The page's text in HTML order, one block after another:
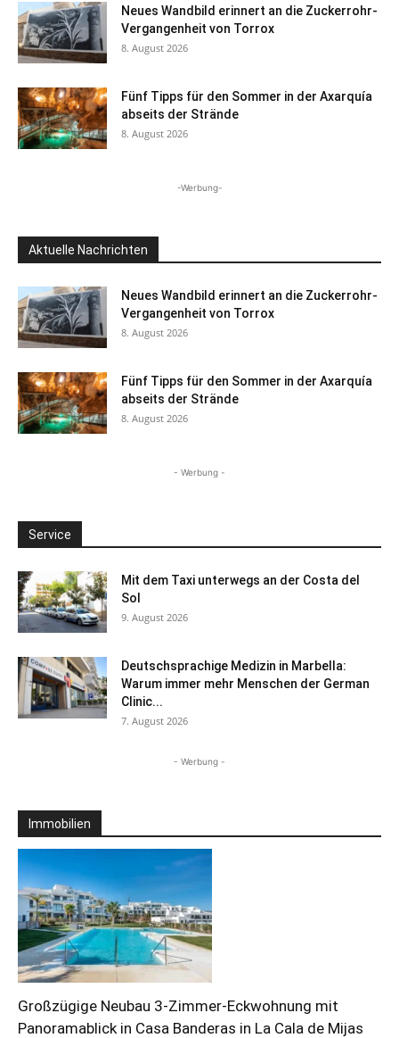
Neues Wandbild erinnert an die Zuckerrohr-
Vergangenheit von Torrox
8. August 2026
Fünf Tipps für den Sommer in der Axarquía
abseits der Strände
8. August 2026
-Werbung-
Aktuelle Nachrichten
Neues Wandbild erinnert an die Zuckerrohr-
Vergangenheit von Torrox
8. August 2026
Fünf Tipps für den Sommer in der Axarquía
abseits der Strände
8. August 2026
- Werbung -
Service
Mit dem Taxi unterwegs an der Costa del
Sol
9. August 2026
Deutschsprachige Medizin in Marbella:
Warum immer mehr Menschen der German
Clinic...
7. August 2026
- Werbung -
Immobilien
Großzügige Neubau 3-Zimmer-Eckwohnung mit
Panoramablick in Casa Banderas in La Cala de Mijas